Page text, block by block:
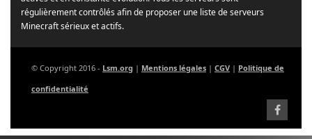
régulièrement contrôlés afin de proposer une liste de serveurs
Minecraft sérieux et actifs.
© Copyright 2016 - Lsm.org | Mentions légales | CGV | Politique de
confidentialité